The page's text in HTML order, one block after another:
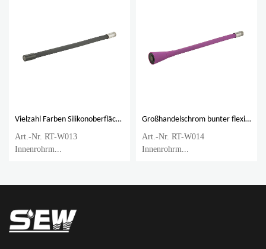
Vielzahl Farben Silikonoberfläche 201 Edelstahl 360 Grad drehbarer Küchenhahnschlauch
Art.-Nr. RT-W013
Innenrohrm...
Großhandelschrom bunter flexibler Schlauch des Küchenhahns mit ABS-Kunststoffkopf
Art.-Nr. RT-W014
Innenrohrm...